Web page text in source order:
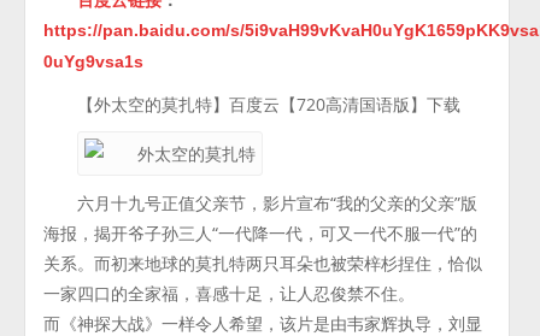
https://pan.baidu.com/s/
0uYg9vsa1s
【外太空的莫扎特】百度云【720高清国语版】下载
六月十九号正值父亲节，影片宣布“我的父亲的父亲”版
海报，揭开爷子孙三人“一代降一代，可又一代不服一代”的
关系。而初来地球的莫扎特两只耳朵也被荣梓杉捏住，恰似
一家四口的全家福，喜感十足，让人忍俊禁不住。
而《神探大战》一样令人希望，该片是由韦家辉执导，刘显